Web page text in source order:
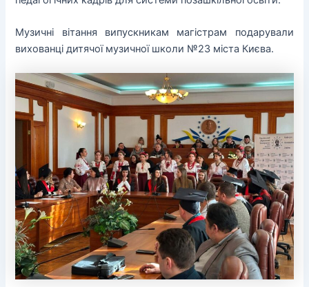
Музичні вітання випускникам магістрам подарували
вихованці дитячої музичної школи №23 міста Києва.